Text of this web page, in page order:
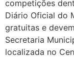
competições
Diário Oficial do
gratuitas e
Secretaria
localizada no